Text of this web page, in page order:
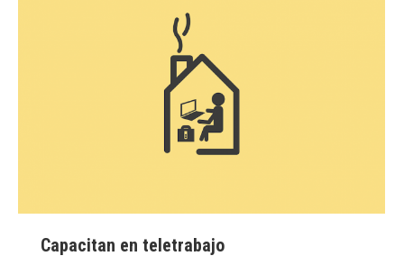
Capacitan en teletrabajo